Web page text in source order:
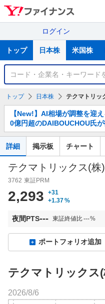
ログイン
サ
トップ 日本株 米国株
銘
検
トップ 日本株 テクマトリッ
知
ら
せ
【New!】AI相場が調整を迎
0億円超のDAIBOUCHOU氏
詳細 掲示板 チャート
テクマトリックス(株)
3762 東証PRM
2,293
+31
+1.37%
夜間PTS--- 東証終値比---%
ポートフォリオ追加
テクマトリックス
2026/8/6